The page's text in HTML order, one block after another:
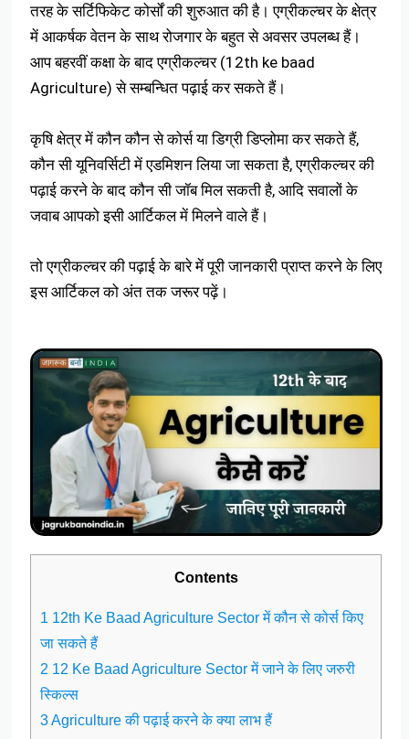
तरह के सर्टिफिकेट कोर्सों की शुरुआत की है। एग्रीकल्चर के क्षेत्र
में आकर्षक वेतन के साथ रोजगार के बहुत से अवसर उपलब्ध हैं।
आप बहरवीं कक्षा के बाद एग्रीकल्चर (12th ke baad
Agriculture) से सम्बन्धित पढ़ाई कर सकते हैं।
कृषि क्षेत्र में कौन कौन से कोर्स या डिग्री डिप्लोमा कर सकते हैं,
कौन सी यूनिवर्सिटी में एडमिशन लिया जा सकता है, एग्रीकल्चर की
पढ़ाई करने के बाद कौन सी जॉब मिल सकती है, आदि सवालों के
जवाब आपको इसी आर्टिकल में मिलने वाले हैं।
तो एग्रीकल्चर की पढ़ाई के बारे में पूरी जानकारी प्राप्त करने के लिए
इस आर्टिकल को अंत तक जरूर पढ़ें।
Contents
1 12th Ke Baad Agriculture Sector में कौन से कोर्स किए
जा सकते हैं
2 12 Ke Baad Agriculture Sector में जाने के लिए जरुरी
स्किल्स
3 Agriculture की पढ़ाई करने के क्या लाभ हैं